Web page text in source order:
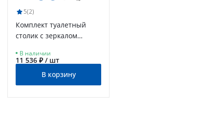
5(2)
Комплект туалетный
столик с зеркалом
крафт золотой/меренга
В наличии
11 536 ₽ / шт
В корзину